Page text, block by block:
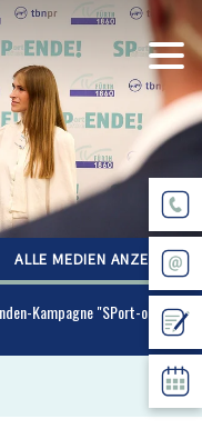
ALLE MEDIEN ANZEIGEN
Kampagne "SPort-ohne-